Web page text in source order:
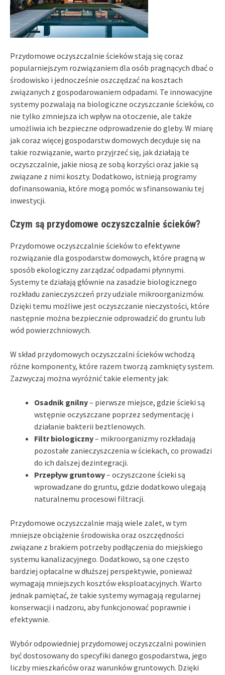
Przydomowe oczyszczalnie ścieków stają się coraz
popularniejszym rozwiązaniem dla osób pragnących dbać o
środowisko i jednocześnie oszczędzać na kosztach
związanych z gospodarowaniem odpadami. Te innowacyjne
systemy pozwalają na biologiczne oczyszczanie ścieków, co
nie tylko zmniejsza ich wpływ na otoczenie, ale także
umożliwia ich bezpieczne odprowadzenie do gleby. W miarę
jak coraz więcej gospodarstw domowych decyduje się na
takie rozwiązanie, warto przyjrzeć się, jak działają te
oczyszczalnie, jakie niosą ze sobą korzyści oraz jakie są
związane z nimi koszty. Dodatkowo, istnieją programy
dofinansowania, które mogą pomóc w sfinansowaniu tej
inwestycji.
Czym są przydomowe oczyszczalnie ścieków?
Przydomowe oczyszczalnie ścieków to efektywne
rozwiązanie dla gospodarstw domowych, które pragną w
sposób ekologiczny zarządzać odpadami płynnymi.
Systemy te działają głównie na zasadzie biologicznego
rozkładu zanieczyszczeń przy udziale mikroorganizmów.
Dzięki temu możliwe jest oczyszczanie nieczystości, które
następnie można bezpiecznie odprowadzić do gruntu lub
wód powierzchniowych.
W skład przydomowych oczyszczalni ścieków wchodzą
różne komponenty, które razem tworzą zamknięty system.
Zazwyczaj można wyróżnić takie elementy jak:
Osadnik gnilny– pierwsze miejsce, gdzie ścieki są
wstępnie oczyszczane poprzez sedymentację i
działanie bakterii beztlenowych.
Filtr biologiczny– mikroorganizmy rozkładają
pozostałe zanieczyszczenia w ściekach, co prowadzi
do ich dalszej dezintegracji.
Przepływ gruntowy– oczyszczone ścieki są
wprowadzane do gruntu, gdzie dodatkowo ulegają
naturalnemu procesowi filtracji.
Przydomowe oczyszczalnie mają wiele zalet, w tym
mniejsze obciążenie środowiska oraz oszczędności
związane z brakiem potrzeby podłączenia do miejskiego
systemu kanalizacyjnego. Dodatkowo, są one często
bardziej opłacalne w dłuższej perspektywie, ponieważ
wymagają mniejszych kosztów eksploatacyjnych. Warto
jednak pamiętać, że takie systemy wymagają regularnej
konserwacji i nadzoru, aby funkcjonować poprawnie i
efektywnie.
Wybór odpowiedniej przydomowej oczyszczalni powinien
być dostosowany do specyfiki danego gospodarstwa, jego
liczby mieszkańców oraz warunków gruntowych. Dzięki